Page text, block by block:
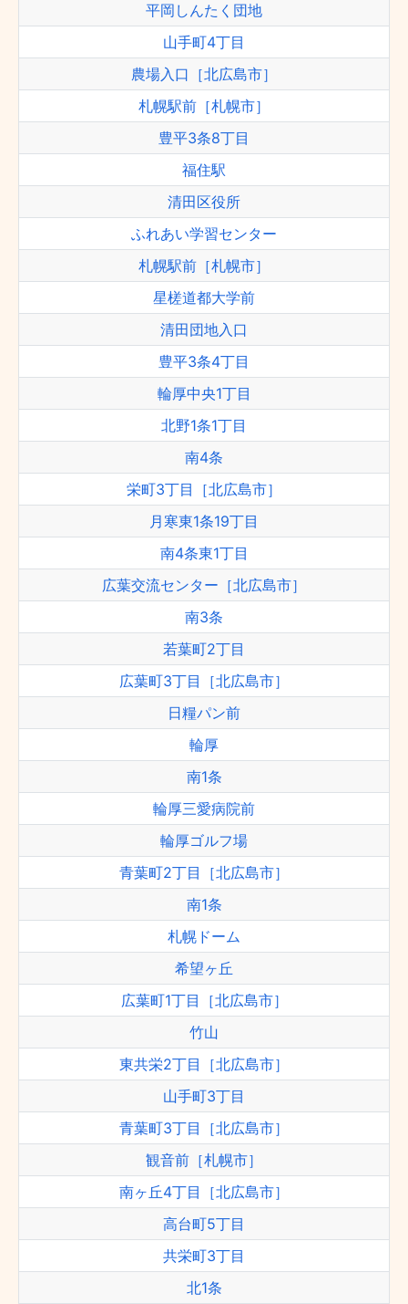
平岡しんたく団地
山手町4丁目
農場入口［北広島市］
札幌駅前［札幌市］
豊平3条8丁目
福住駅
清田区役所
ふれあい学習センター
札幌駅前［札幌市］
星槎道都大学前
清田団地入口
豊平3条4丁目
輪厚中央1丁目
北野1条1丁目
南4条
栄町3丁目［北広島市］
月寒東1条19丁目
南4条東1丁目
広葉交流センター［北広島市］
南3条
若葉町2丁目
広葉町3丁目［北広島市］
日糧パン前
輪厚
南1条
輪厚三愛病院前
輪厚ゴルフ場
青葉町2丁目［北広島市］
南1条
札幌ドーム
希望ヶ丘
広葉町1丁目［北広島市］
竹山
東共栄2丁目［北広島市］
山手町3丁目
青葉町3丁目［北広島市］
観音前［札幌市］
南ヶ丘4丁目［北広島市］
高台町5丁目
共栄町3丁目
北1条